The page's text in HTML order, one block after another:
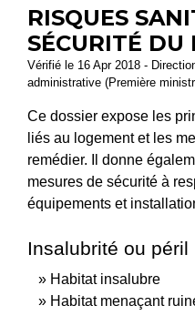
RISQUES
SÉCURITÉ DU
Vérifié le 16 Apr 2018 -
administrative (Première
Ce dossier expose les
liés au logement et les
remédier. Il donne
mesures de sécurité à
équipements et
Insalubrité ou péril
Habitat insalubre
Habitat menaçant